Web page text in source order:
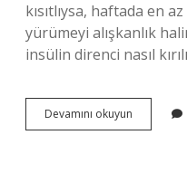
kısıtlıysa, haftada en
yürümeyi alışkanlık
insülin direnci nasıl
Devamını okuyun
Insülin